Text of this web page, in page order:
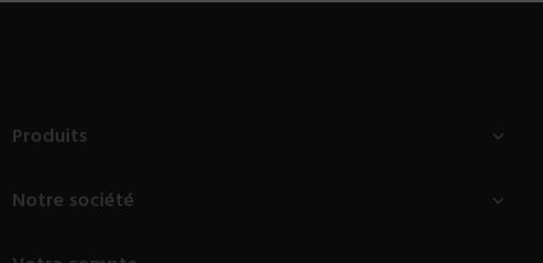
Produits 
Notre société 